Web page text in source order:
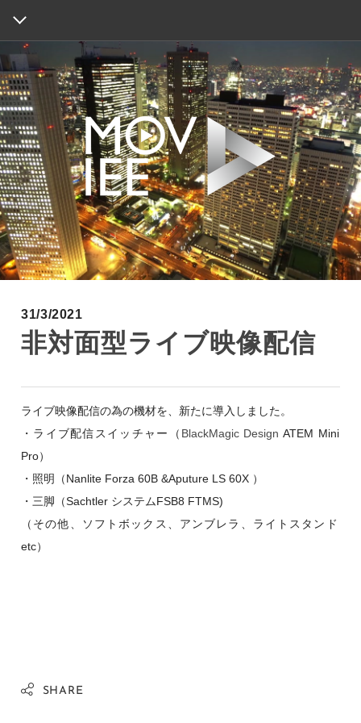
31/3/2021
非対面型ライブ映像配信
ライブ映像配信の為の機材を、新たに導入しました。
・ライブ配信スイッチャー（ BlackMagic DesignATEM Mini
Pro​）
・照明（Nanlite Forza 60B &Aputure L S 60X ）
・三脚 （Sachtler システムFSB8 FTMS)
（その他、
ソフトボックス、アンブレラ、 ライトスタンド
etc）
SHARE
HOME
ABOUT
WORKS
INFORMATION
MAP
CONTACT